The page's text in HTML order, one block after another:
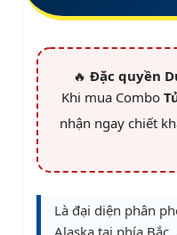
🔥 Đặc quyền
Khi mua Combo
nhận ngay chiết
Là đại diện phân
Alaska tại phía Bắc,